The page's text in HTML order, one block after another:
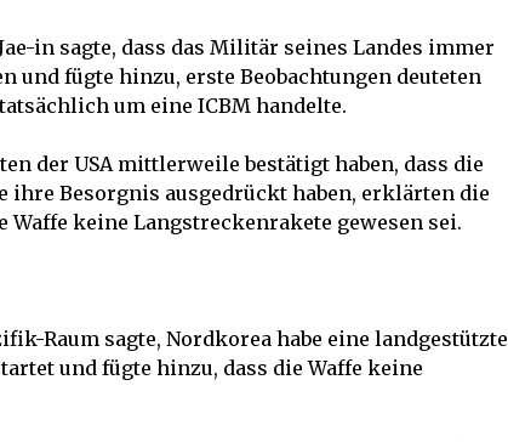
in sagte, dass das Militär seines Landes immer
und fügte hinzu, erste Beobachtungen deuteten
um eine ICBM handelte.
der USA mittlerweile bestätigt haben, dass die
ihre Besorgnis ausgedrückt haben, erklärten die
Waffe keine Langstreckenrakete gewesen sei.
Raum sagte, Nordkorea habe eine landgestützte
und fügte hinzu, dass die Waffe keine